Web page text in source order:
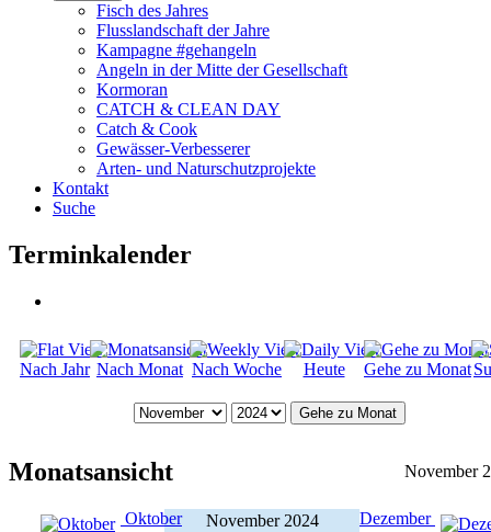
Fisch des Jahres
Flusslandschaft der Jahre
Kampagne #gehangeln
Angeln in der Mitte der Gesellschaft
Kormoran
CATCH & CLEAN DAY
Catch & Cook
Gewässer-Verbesserer
Arten- und Naturschutzprojekte
Kontakt
Suche
Terminkalender
Nach Jahr Nach Monat Nach Woche Heute Gehe zu Monat
Gehe zu Monat
Monatsansicht November
Oktober November 2024
Dezember